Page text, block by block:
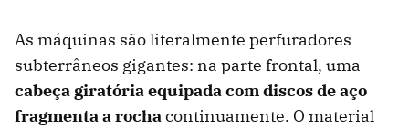
As máquinas são literalmente perfuradores
subterrâneos gigantes: na parte frontal, uma
cabeça giratória equipada com discos de aço
fragmenta a rochacontinuamente. O material